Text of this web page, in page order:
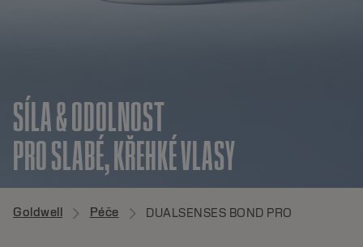
SÍLA & ODOLNOST
PRO SLABÉ, KŘEHKÉ VLASY
Goldwell Péče DUALSENSES BOND PRO